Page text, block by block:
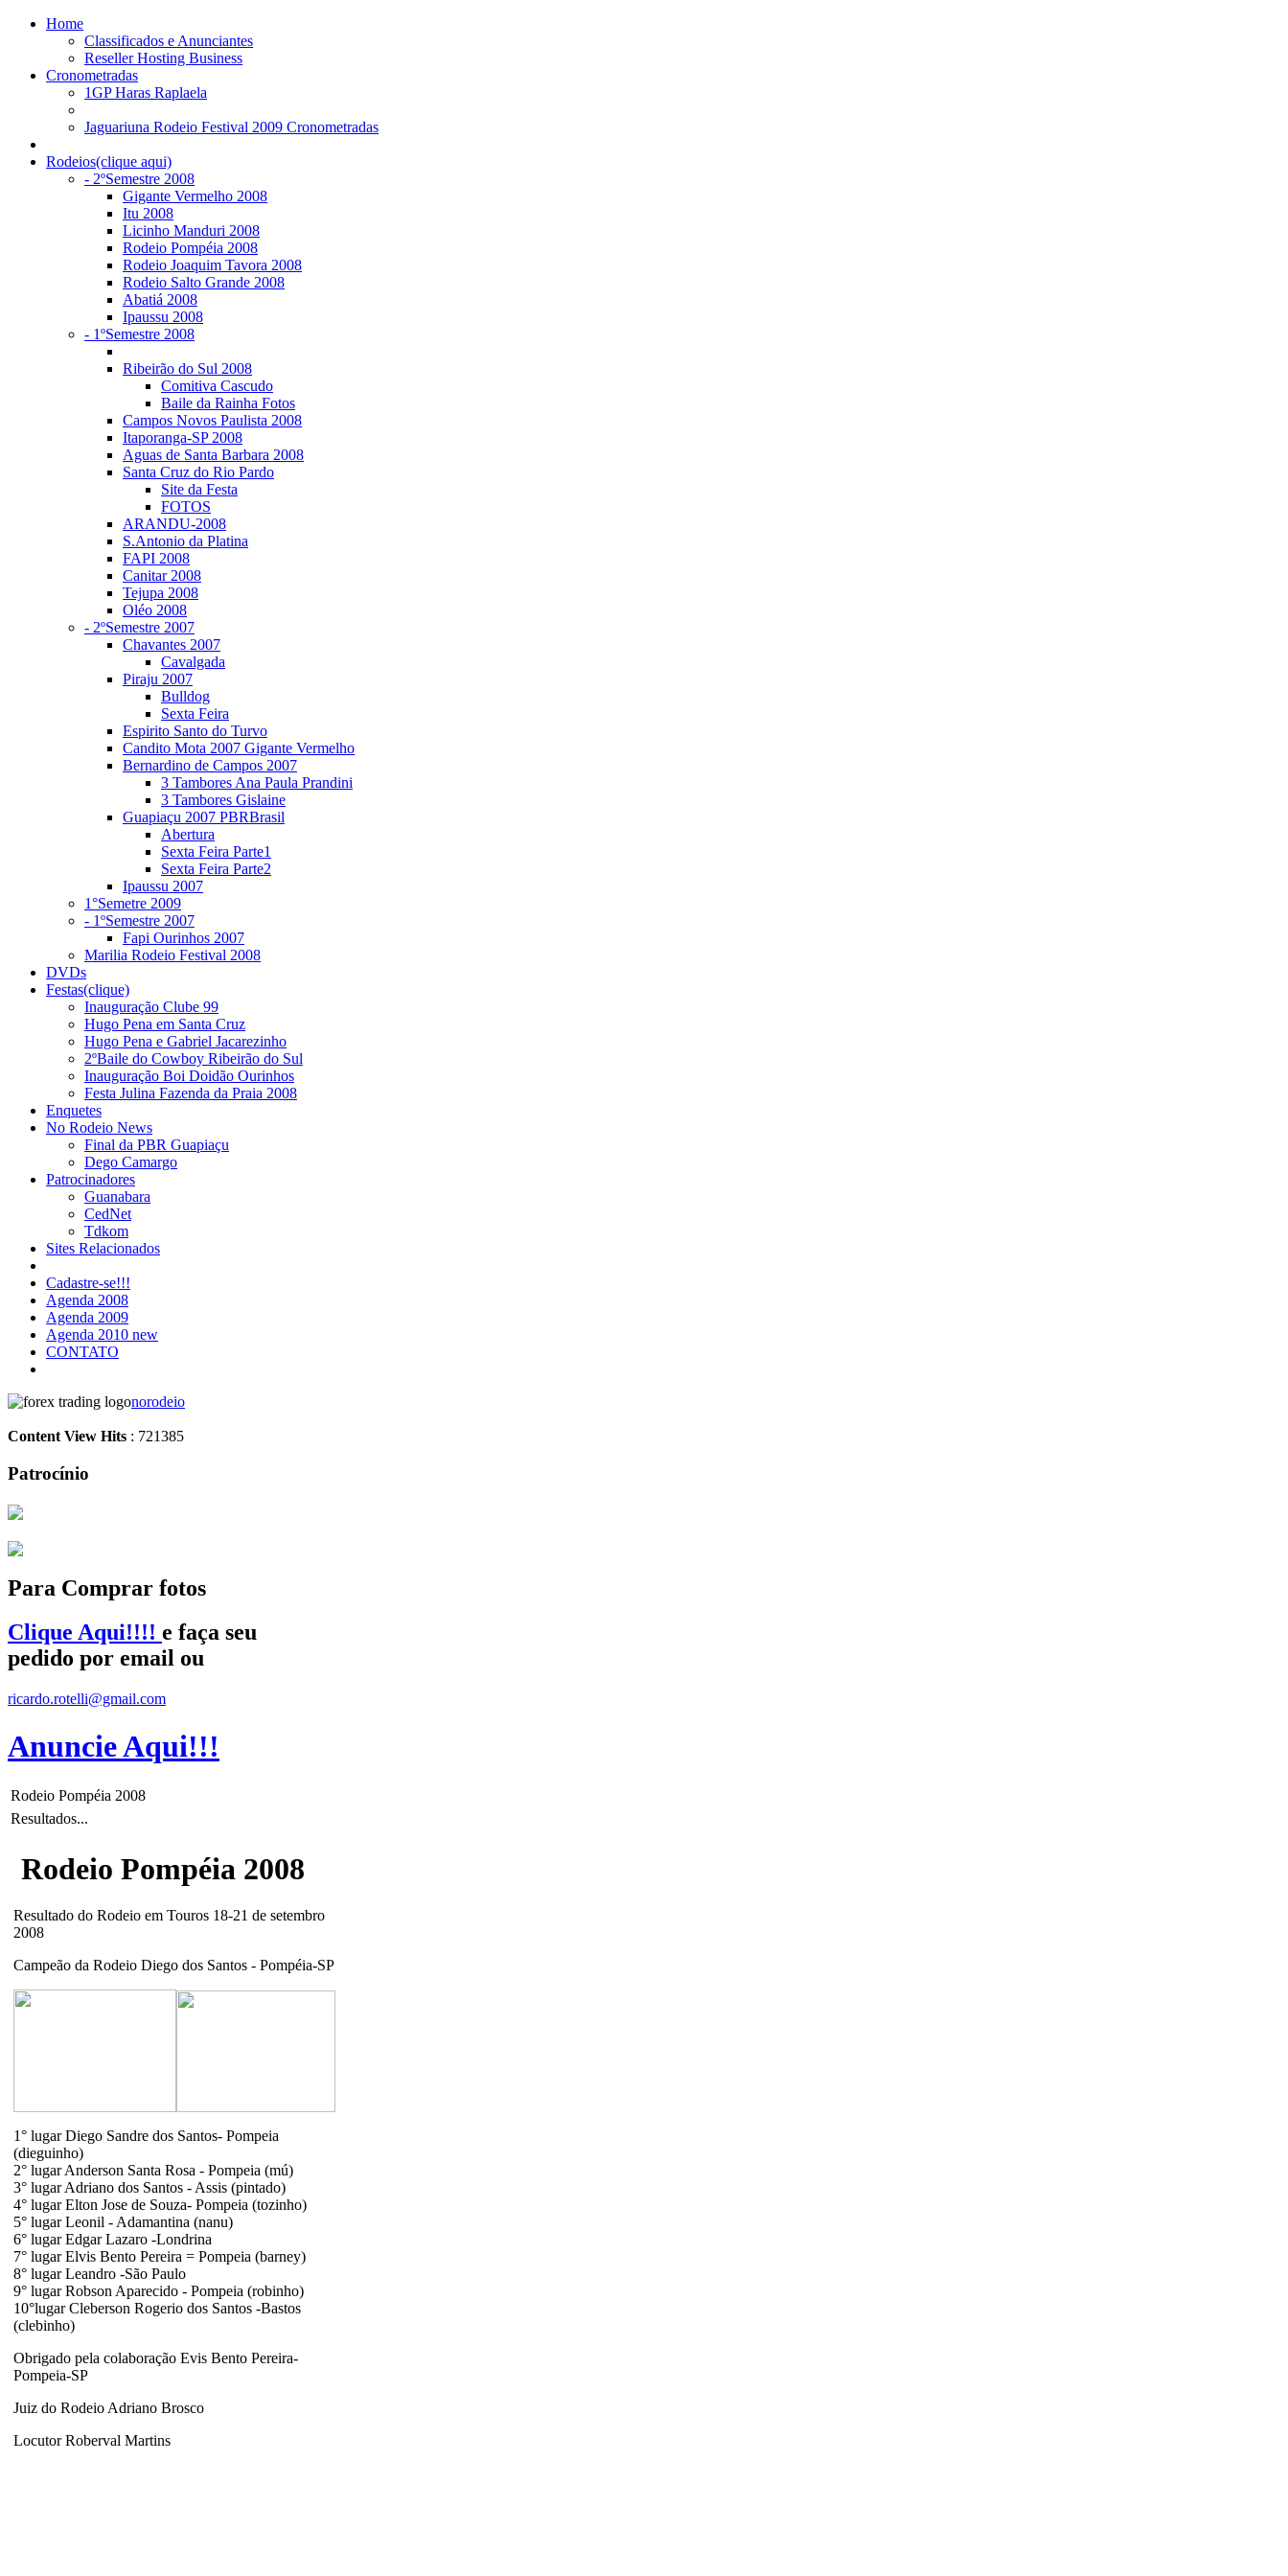
Home
Classificados e Anunciantes
Reseller Hosting Business
Cronometradas
1GP Haras Raplaela
Jaguariuna Rodeio Festival 2009 Cronometradas
Rodeios(clique aqui)
- 2ºSemestre 2008
Gigante Vermelho 2008
Itu 2008
Licinho Manduri 2008
Rodeio Pompéia 2008
Rodeio Joaquim Tavora 2008
Rodeio Salto Grande 2008
Abatiá 2008
Ipaussu 2008
- 1ºSemestre 2008
Ribeirão do Sul 2008
Comitiva Cascudo
Baile da Rainha Fotos
Campos Novos Paulista 2008
Itaporanga-SP 2008
Aguas de Santa Barbara 2008
Santa Cruz do Rio Pardo
Site da Festa
FOTOS
ARANDU-2008
S.Antonio da Platina
FAPI 2008
Canitar 2008
Tejupa 2008
Oléo 2008
- 2ºSemestre 2007
Chavantes 2007
Cavalgada
Piraju 2007
Bulldog
Sexta Feira
Espirito Santo do Turvo
Candito Mota 2007 Gigante Vermelho
Bernardino de Campos 2007
3 Tambores Ana Paula Prandini
3 Tambores Gislaine
Guapiaçu 2007 PBRBrasil
Abertura
Sexta Feira Parte1
Sexta Feira Parte2
Ipaussu 2007
1°Semetre 2009
- 1ºSemestre 2007
Fapi Ourinhos 2007
Marilia Rodeio Festival 2008
DVDs
Festas(clique)
Inauguração Clube 99
Hugo Pena em Santa Cruz
Hugo Pena e Gabriel Jacarezinho
2ºBaile do Cowboy Ribeirão do Sul
Inauguração Boi Doidão Ourinhos
Festa Julina Fazenda da Praia 2008
Enquetes
No Rodeio News
Final da PBR Guapiaçu
Dego Camargo
Patrocinadores
Guanabara
CedNet
Tdkom
Sites Relacionados
Cadastre-se!!!
Agenda 2008
Agenda 2009
Agenda 2010 new
CONTATO
norodeio
Content View Hits : 721385
Patrocínio
Para Comprar fotos
Clique Aqui!!!! e faça seu
pedido por email ou
ricardo.rotelli@gmail.com
Anuncie Aqui!!!
Rodeio Pompéia 2008
Resultados...
Rodeio Pompéia 2008
Resultado do Rodeio em Touros 18-21 de setembro
2008
Campeão da Rodeio Diego dos Santos - Pompéia-SP
1° lugar Diego Sandre dos Santos- Pompeia
(dieguinho)
2° lugar Anderson Santa Rosa - Pompeia (mú)
3° lugar Adriano dos Santos - Assis (pintado)
4° lugar Elton Jose de Souza- Pompeia (tozinho)
5° lugar Leonil - Adamantina (nanu)
6° lugar Edgar Lazaro -Londrina
7° lugar Elvis Bento Pereira = Pompeia (barney)
8° lugar Leandro -São Paulo
9° lugar Robson Aparecido - Pompeia (robinho)
10°lugar Cleberson Rogerio dos Santos -Bastos
(clebinho)
Obrigado pela colaboração Evis Bento Pereira-
Pompeia-SP
Juiz do Rodeio Adriano Brosco
Locutor Roberval Martins